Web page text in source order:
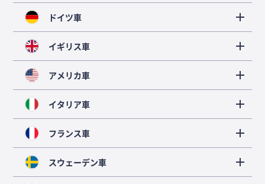
ドイツ車
イギリス車
アメリカ車
イタリア車
フランス車
スウェーデン車